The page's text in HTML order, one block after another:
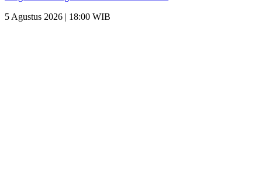
5 Agustus 2026 | 18:00 WIB